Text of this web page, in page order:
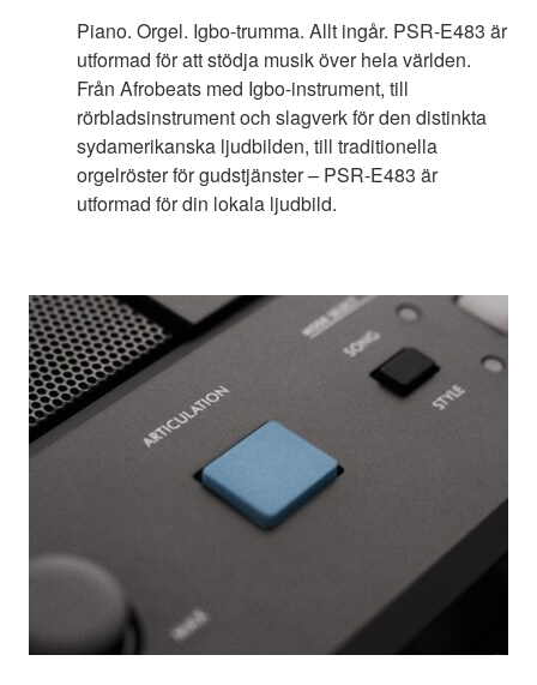
Piano. Orgel. Igbo-trumma. Allt ingår. PSR-E483 är
utformad för att stödja musik över hela världen.
Från Afrobeats med Igbo-instrument, till
rörbladsinstrument och slagverk för den distinkta
sydamerikanska ljudbilden, till traditionella
orgelröster för gudstjänster – PSR-E483 är
utformad för din lokala ljudbild.